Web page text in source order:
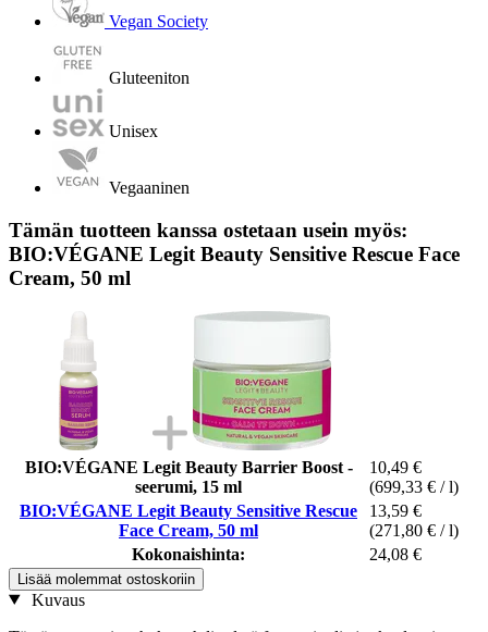
Vegan Society
Gluteeniton
Unisex
Vegaaninen
Tämän tuotteen kanssa ostetaan usein myös:
BIO:VÉGANE Legit Beauty Sensitive Rescue Face
Cream, 50 ml
BIO:VÉGANE Legit Beauty Barrier Boost -
seerumi, 15 ml
10,49 €
(699,33 € / l)
BIO:VÉGANE Legit Beauty Sensitive Rescue
Face Cream, 50 ml
13,59 €
(271,80 € / l)
Kokonaishinta:
24,08 €
Lisää molemmat ostoskoriin
Kuvaus